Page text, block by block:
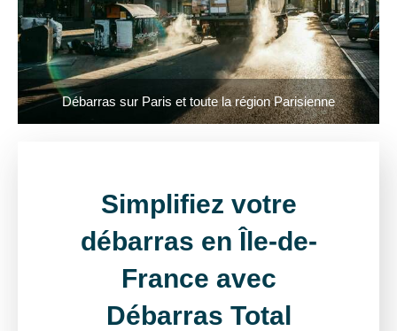
Débarras sur Paris et toute la région Parisienne
Simplifiez votre
débarras en Île-de-
France avec
Débarras Total